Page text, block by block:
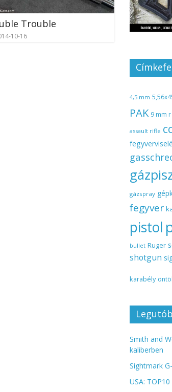
Trouble
10-16
4,5 mm
PAK 9 mm
assault rifle
gázspray
fegyver
pistol
bullet Ruger
shotgun
karabély
Smith and
kaliberben
Sightmark
USA: